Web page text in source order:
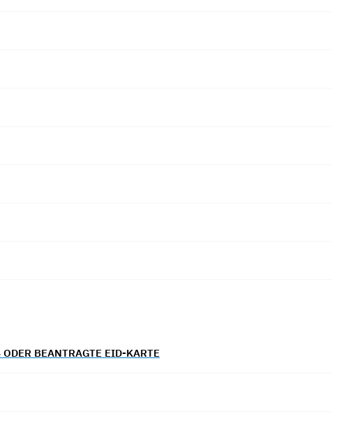
BEANTRAGTE EID-KARTE